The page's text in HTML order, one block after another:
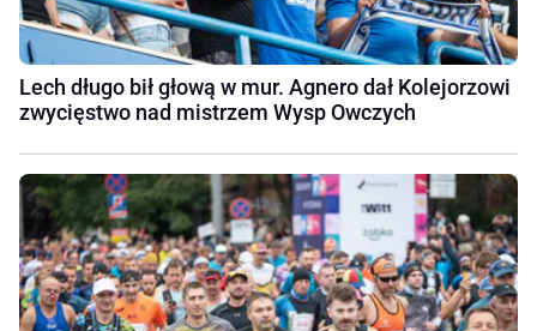
Lech długo bił głową w mur. Agnero dał Kolejorzowi
zwycięstwo nad mistrzem Wysp Owczych